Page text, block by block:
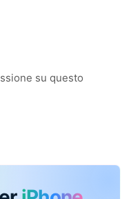
su questo